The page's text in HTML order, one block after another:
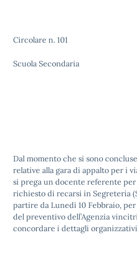
Circolare n. 101
Scuola Secondaria
Dal momento che si sono
relative alla gara di appalto per i
si prega un docente referente
richiesto di recarsi in Segreteria
partire da Lunedì 10 Febbraio,
del preventivo dell’Agenzia
concordare i dettagli